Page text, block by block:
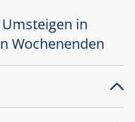
in
Wochenenden